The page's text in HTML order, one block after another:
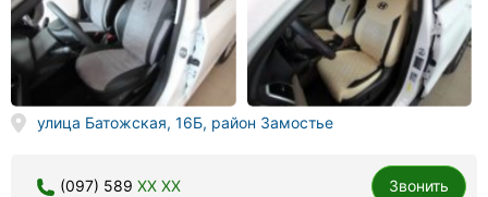
Херсон
Полтава
Чернигов
Черкассы
улица Батожская, 16Б, район Замостье
(097) 589 XX XX Звонить